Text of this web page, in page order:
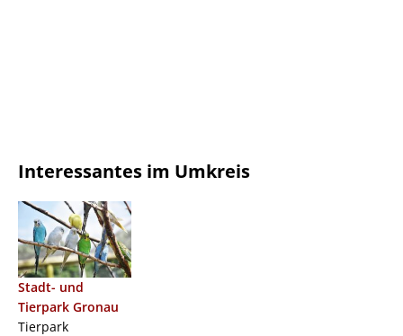
Interessantes im Umkreis
Stadt- und
Tierpark Gronau
Tierpark